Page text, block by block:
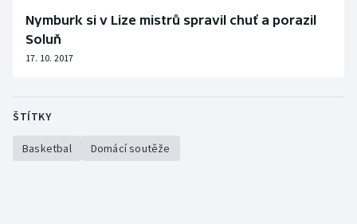
Parasport
Plavání
Nymburk si v Lize mistrů spravil chuť a porazil
Soluň
17. 10. 2017
ŠTÍTKY
Basketbal Domácí soutěže